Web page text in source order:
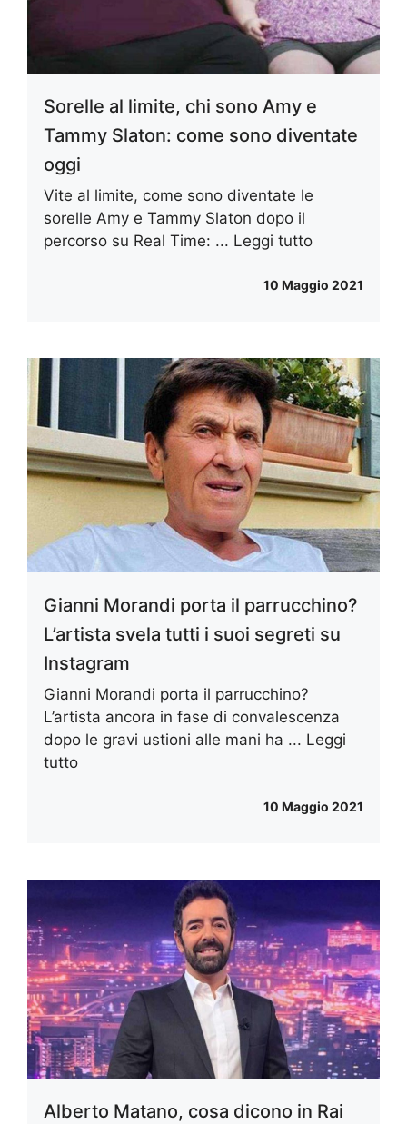
Sorelle al limite, chi sono Amy e
Tammy Slaton: come sono diventate
oggi
Vite al limite, come sono diventate le
sorelle Amy e Tammy Slaton dopo il
percorso su Real Time: ... Leggi tutto
10 Maggio 2021
Gianni Morandi porta il parrucchino?
L’artista svela tutti i suoi segreti su
Instagram
Gianni Morandi porta il parrucchino?
L’artista ancora in fase di convalescenza
dopo le gravi ustioni alle mani ha ... Leggi
tutto
10 Maggio 2021
Alberto Matano, cosa dicono in Rai